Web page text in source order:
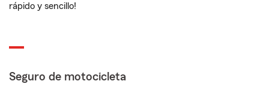
rápido y sencillo!
Seguro de motocicleta